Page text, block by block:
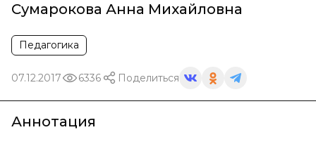
Сумарокова Анна Михайловна
Педагогика
07.12.2017 6336 Поделиться
Аннотация